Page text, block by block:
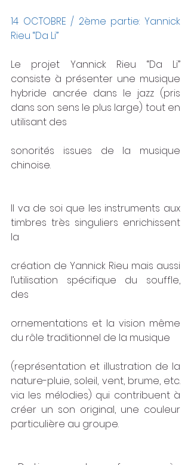
14 OCTOBRE / 2ème partie: Yannick
Rieu “Da Li”
Le projet Yannick Rieu “Da Li”
consiste à présenter une musique
hybride ancrée dans le jazz (pris
dans son sens le plus large) tout en
utilisant des
sonorités issues de la musique
chinoise.
Il va de soi que les instruments aux
timbres très singuliers enrichissent
la
création de Yannick Rieu mais aussi
l’utilisation spécifique du souffle,
des
ornementations et la vision même
du rôle traditionnel de la musique
(représentation et illustration de la
nature-pluie, soleil, vent, brume, etc.
via les mélodies) qui contribuent à
créer un son original, une couleur
particulière au groupe.